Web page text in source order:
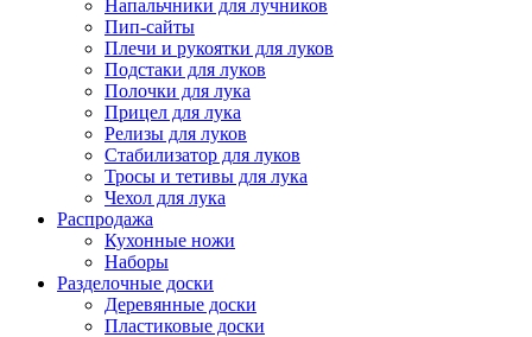
Напальчники для лучников
Пип-сайты
Плечи и рукоятки для луков
Подстаки для луков
Полочки для лука
Прицел для лука
Релизы для луков
Стабилизатор для луков
Тросы и тетивы для лука
Чехол для лука
Распродажа
Кухонные ножи
Наборы
Разделочные доски
Деревянные доски
Пластиковые доски